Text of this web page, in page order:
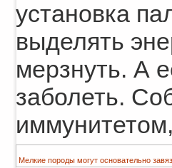
установка
выделять
мерзнуть. А
заболеть.
Мелкие породы могут основательно